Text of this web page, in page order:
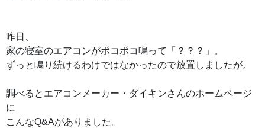
昨日、
家の寝室のエアコンがポコポコ鳴って「？？？」。
ずっと鳴り続けるわけではなかったので放置しましたが。
調べるとエアコンメーカー・ダイキンさんのホームページ
に
こんなQ&Aがありました。